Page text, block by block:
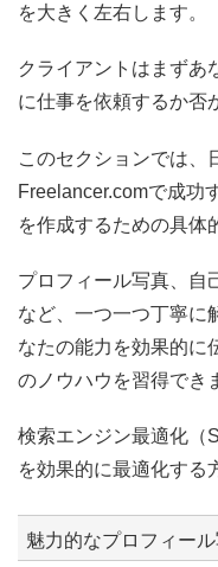
を大きく左右します。
クライアントはまずあ
に仕事を依頼するか否
このセクションでは、
Freelancer.comで成功
を作成するための具体
プロフィール写真、自
など、一つ一つ丁寧に
なたの能力を効果的に
のノウハウを習得でき
検索エンジン最適化（
を効果的に最適化する
魅力的なプロフィー